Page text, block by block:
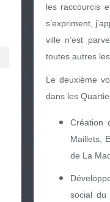
les raccourcis
s’expriment,
ville n’est
toutes autres
Le deuxième
dans les
Création
Maillets,
de La
social